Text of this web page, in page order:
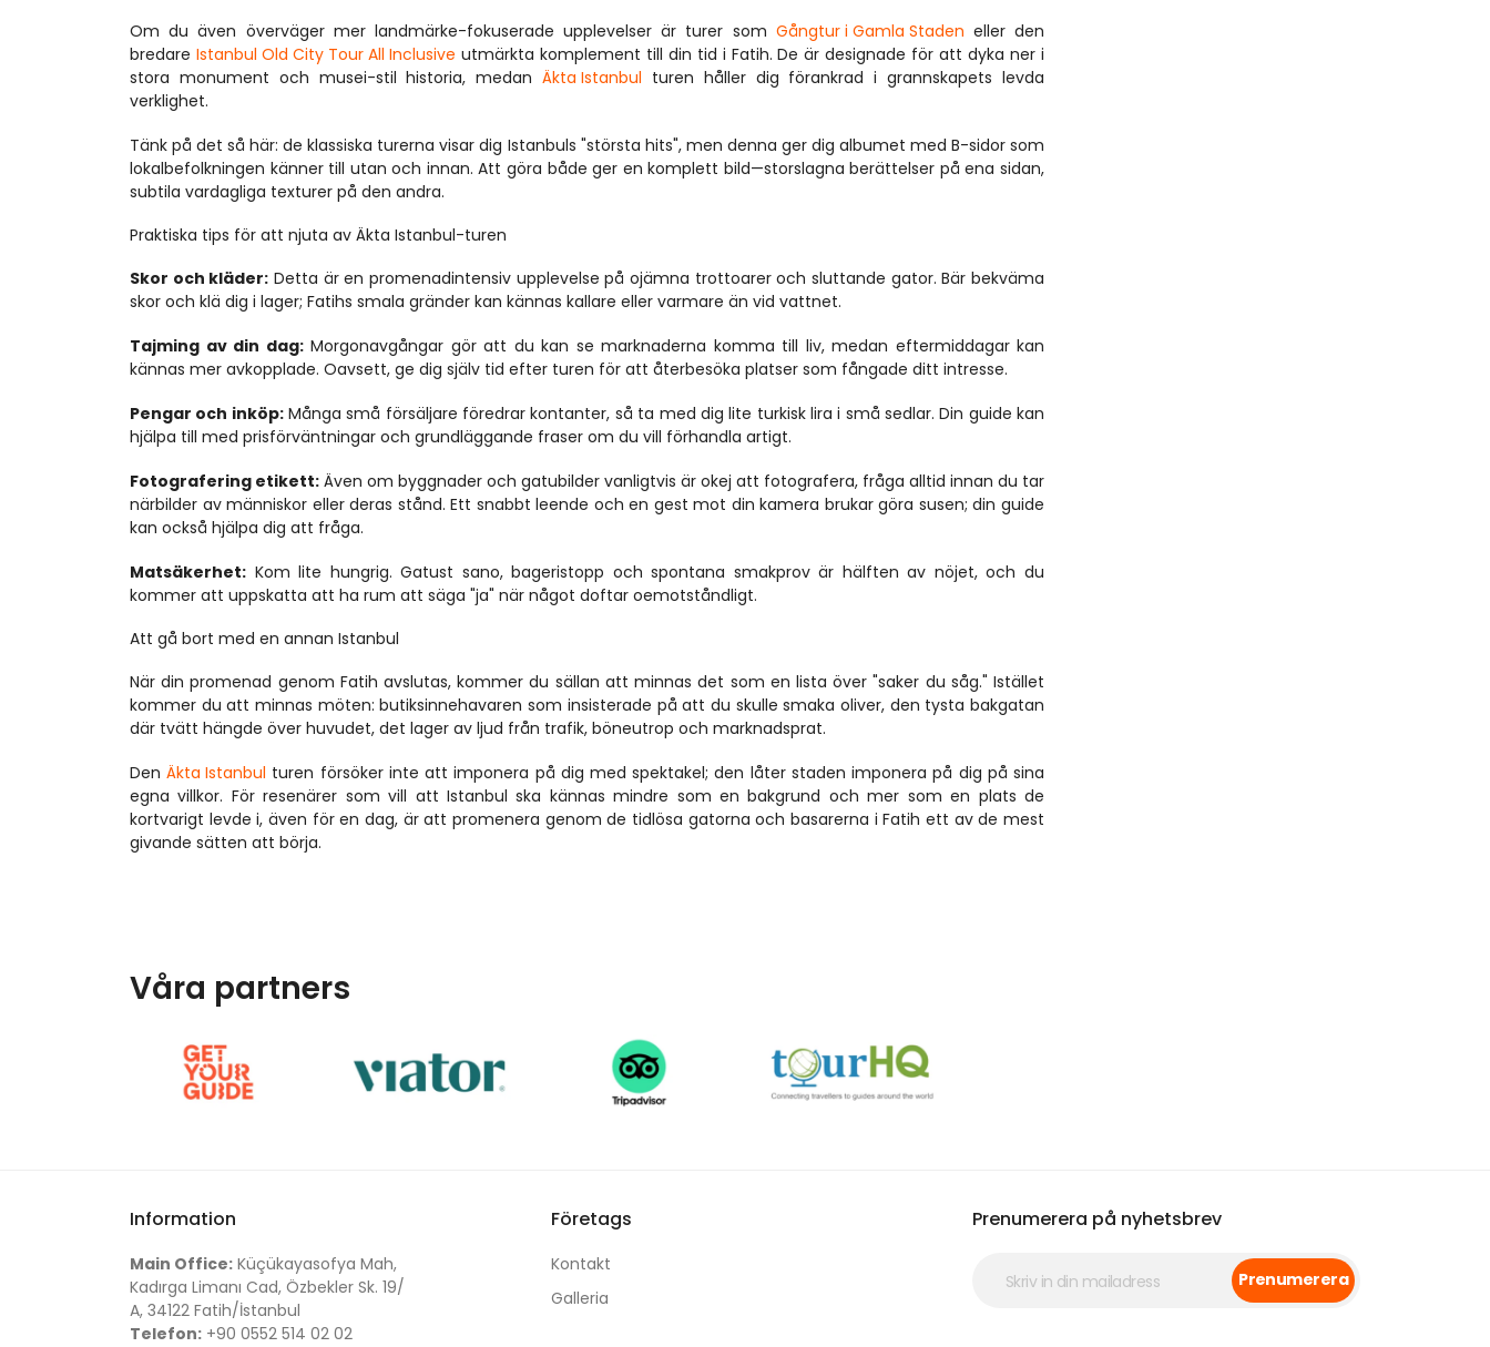
Om du även överväger mer landmärke-fokuserade upplevelser är turer som Gångtur i Gamla Staden eller den
bredare Istanbul Old City Tour All Inclusive utmärkta komplement till din tid i Fatih. De är designade för att dyka ner i
stora monument och musei-stil historia, medan Äkta Istanbul turen håller dig förankrad i grannskapets levda
verklighet.
Tänk på det så här: de klassiska turerna visar dig Istanbuls "största hits", men denna ger dig albumet med B-sidor som
lokalbefolkningen känner till utan och innan. Att göra både ger en komplett bild—storslagna berättelser på ena sidan,
subtila vardagliga texturer på den andra.
Praktiska tips för att njuta av Äkta Istanbul-turen
Skor och kläder: Detta är en promenadintensiv upplevelse på ojämna trottoarer och sluttande gator. Bär bekväma
skor och klä dig i lager; Fatihs smala gränder kan kännas kallare eller varmare än vid vattnet.
Tajming av din dag: Morgonavgångar gör att du kan se marknaderna komma till liv, medan eftermiddagar kan
kännas mer avkopplade. Oavsett, ge dig själv tid efter turen för att återbesöka platser som fångade ditt intresse.
Pengar och inköp: Många små försäljare föredrar kontanter, så ta med dig lite turkisk lira i små sedlar. Din guide kan
hjälpa till med prisförväntningar och grundläggande fraser om du vill förhandla artigt.
Fotografering etikett: Även om byggnader och gatubilder vanligtvis är okej att fotografera, fråga alltid innan du tar
närbilder av människor eller deras stånd. Ett snabbt leende och en gest mot din kamera brukar göra susen; din guide
kan också hjälpa dig att fråga.
Matsäkerhet: Kom lite hungrig. Gatust sano, bageristopp och spontana smakprov är hälften av nöjet, och du
kommer att uppskatta att ha rum att säga "ja" när något doftar oemotståndligt.
Att gå bort med en annan Istanbul
När din promenad genom Fatih avslutas, kommer du sällan att minnas det som en lista över "saker du såg." Istället
kommer du att minnas möten: butiksinnehavaren som insisterade på att du skulle smaka oliver, den tysta bakgatan
där tvätt hängde över huvudet, det lager av ljud från trafik, böneutrop och marknadsprat.
Den Äkta Istanbul turen försöker inte att imponera på dig med spektakel; den låter staden imponera på dig på sina
egna villkor. För resenärer som vill att Istanbul ska kännas mindre som en bakgrund och mer som en plats de
kortvarigt levde i, även för en dag, är att promenera genom de tidlösa gatorna och basarerna i Fatih ett av de mest
givande sätten att börja.
Våra partners
Information
Main Office: Küçükayasofya Mah,
Kadırga Limanı Cad, Özbekler Sk. 19/
A, 34122 Fatih/İstanbul
Telefon: +90 0552 514 02 02
Företags
Kontakt
Galleria
Prenumerera på nyhetsbrev
Prenumerera